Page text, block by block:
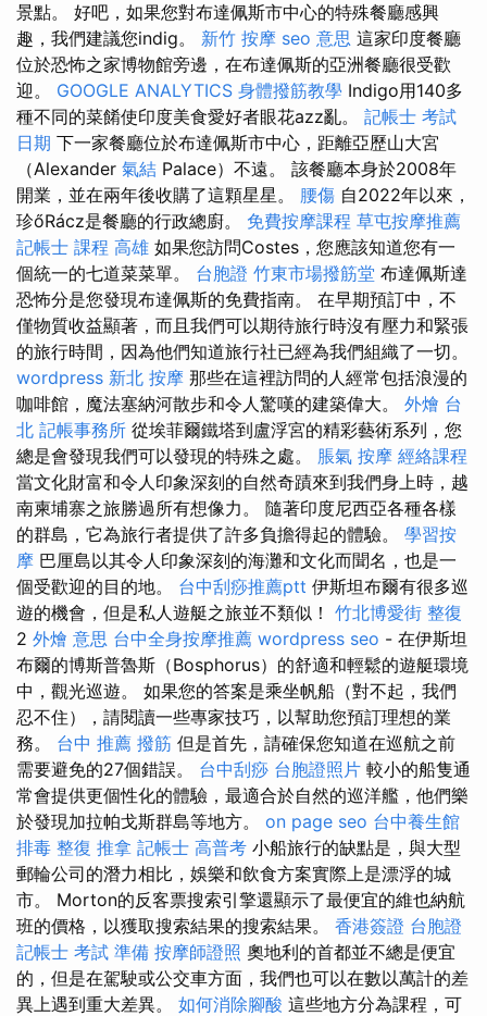
景點。 好吧，如果您對布達佩斯市中心的特殊餐廳感興
趣，我們建議您indig。 新竹 按摩 seo 意思 這家印度餐廳
位於恐怖之家博物館旁邊，在布達佩斯的亞洲餐廳很受歡
迎。 GOOGLE ANALYTICS 身體撥筋教學 Indigo用140多
種不同的菜餚使印度美食愛好者眼花azz亂。 記帳士 考試
日期 下一家餐廳位於布達佩斯市中心，距離亞歷山大宮
（Alexander 氣結 Palace）不遠。 該餐廳本身於2008年
開業，並在兩年後收購了這顆星星。 腰傷 自2022年以來，
珍őRácz是餐廳的行政總廚。 免費按摩課程 草屯按摩推薦
記帳士 課程 高雄 如果您訪問Costes，您應該知道您有一
個統一的七道菜菜單。 台胞證 竹東市場撥筋堂 布達佩斯達
恐怖分是您發現布達佩斯的免費指南。 在早期預訂中，不
僅物質收益顯著，而且我們可以期待旅行時沒有壓力和緊張
的旅行時間，因為他們知道旅行社已經為我們組織了一切。
wordpress 新北 按摩 那些在這裡訪問的人經常包括浪漫的
咖啡館，魔法塞納河散步和令人驚嘆的建築偉大。 外燴 台
北 記帳事務所 從埃菲爾鐵塔到盧浮宮的精彩藝術系列，您
總是會發現我們可以發現的特殊之處。 脹氣 按摩 經絡課程
當文化財富和令人印象深刻的自然奇蹟來到我們身上時，越
南柬埔寨之旅勝過所有想像力。 隨著印度尼西亞各種各樣
的群島，它為旅行者提供了許多負擔得起的體驗。 學習按
摩 巴厘島以其令人印象深刻的海灘和文化而聞名，也是一
個受歡迎的目的地。 台中刮痧推薦ptt 伊斯坦布爾有很多巡
遊的機會，但是私人遊艇之旅並不類似！ 竹北博愛街 整復
2 外燴 意思 台中全身按摩推薦 wordpress seo - 在伊斯坦
布爾的博斯普魯斯（Bosphorus）的舒適和輕鬆的遊艇環境
中，觀光巡遊。 如果您的答案是乘坐帆船（對不起，我們
忍不住），請閱讀一些專家技巧，以幫助您預訂理想的業
務。 台中 推薦 撥筋 但是首先，請確保您知道在巡航之前
需要避免的27個錯誤。 台中刮痧 台胞證照片 較小的船隻通
常會提供更個性化的體驗，最適合於自然的巡洋艦，他們樂
於發現加拉帕戈斯群島等地方。 on page seo 台中養生館
排毒 整復 推拿 記帳士 高普考 小船旅行的缺點是，與大型
郵輪公司的潛力相比，娛樂和飲食方案實際上是漂浮的城
市。 Morton的反客票搜索引擎還顯示了最便宜的維也納航
班的價格，以獲取搜索結果的搜索結果。 香港簽證 台胞證
記帳士 考試 準備 按摩師證照 奧地利的首都並不總是便宜
的，但是在駕駛或公交車方面，我們也可以在數以萬計的差
異上遇到重大差異。 如何消除腳酸 這些地方分為課程，可